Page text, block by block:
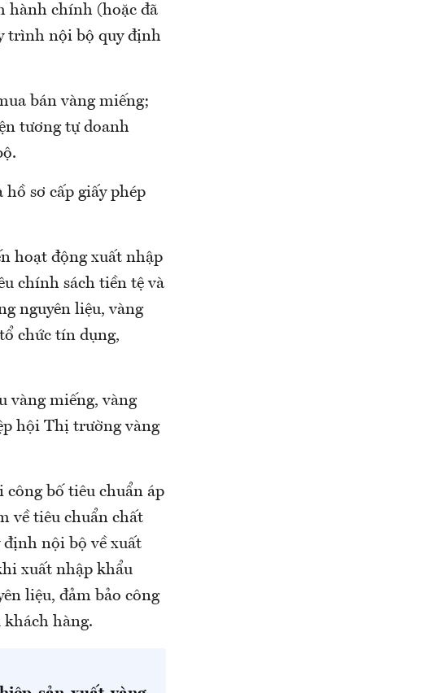
hành chính (hoặc đã
trình nội bộ quy định
bán vàng miếng;
tương tự doanh
sơ cấp giấy phép
hoạt động xuất nhập
chính sách tiền tệ và
nguyên liệu, vàng
chức tín dụng,
vàng miếng, vàng
hội Thị trường vàng
công bố tiêu chuẩn áp
về tiêu chuẩn chất
định nội bộ về xuất
xuất nhập khẩu
liệu, đảm bảo công
hàng.